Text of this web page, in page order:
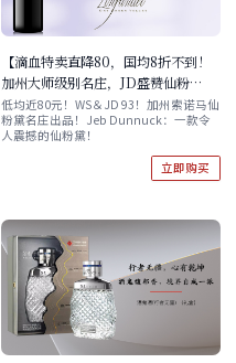
【滴血特卖直降80，国均8折不到！
加州大师级别名庄，JD盛赞仙粉
黛！】Seghesio Cortina
Zinfandel 2019 现货速发！
低均近80元！WS＆JD 93！加州索诺马仙
粉黛名庄出品！Jeb Dunnuck：一款令
人震撼的仙粉黛！
立即购买